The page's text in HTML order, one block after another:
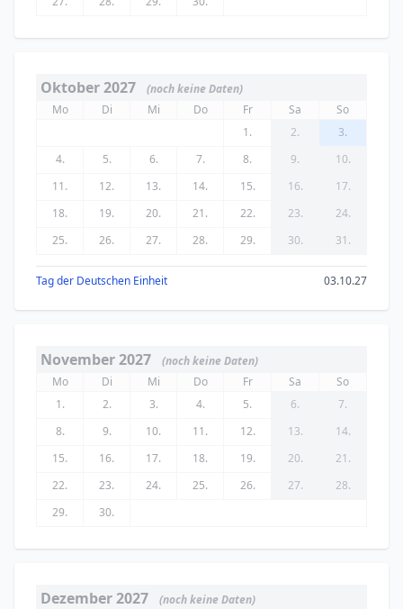
Oktober 2027
(noch keine Daten)
Mo
Di Mi Do Fr Sa
So
1.
2.
3.
4.
5. 6. 7. 8. 9.
10.
11.
12. 13. 14. 15. 16.
17.
18.
19. 20. 21. 22. 23.
24.
25.
26. 27. 28. 29. 30. 31.
Tag der Deutschen Einheit 03.10.27
November 2027
(noch keine Daten)
Mo
Di Mi Do Fr Sa
So
1.
2. 3. 4. 5. 6.
7.
8.
9. 10. 11. 12. 13.
14.
15.
16. 17. 18. 19. 20.
21.
22.
23. 24. 25. 26. 27.
28.
29.
30.
Dezember 2027
(noch keine Daten)